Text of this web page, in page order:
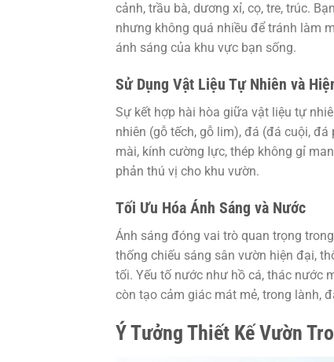
cảnh, trầu bà, dương xỉ, cọ, tre, trúc.
nhưng không quá nhiều để tránh làm
ánh sáng của khu vực bạn sống.
Sử Dụng Vật Liệu Tự Nhiên và
Sự kết hợp hài hòa giữa vật liệu tự
nhiên (gỗ tếch, gỗ lim), đá (đá cuội,
mài, kính cường lực, thép không gỉ
phản thú vị cho khu vườn.
Tối Ưu Hóa Ánh Sáng và Nước
Ánh sáng đóng vai trò quan trọng
thống chiếu sáng sân vườn hiện đại,
tối. Yếu tố nước như hồ cá, thác nước
còn tạo cảm giác mát mẻ, trong lành,
Ý Tưởng Thiết Kế Vườn